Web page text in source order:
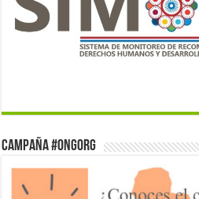
Campaña #ONGorg